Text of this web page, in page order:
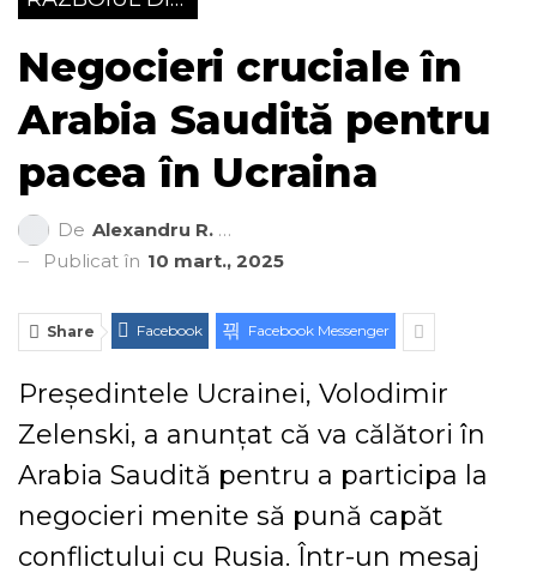
Negocieri cruciale în
Arabia Saudită pentru
pacea în Ucraina
De Alexandru R. Cantemir
Publicat în 10 mart., 2025
Share Facebook Facebook Messenger
Președintele Ucrainei, Volodimir
Zelenski, a anunțat că va călători în
Arabia Saudită pentru a participa la
negocieri menite să pună capăt
conflictului cu Rusia. Într-un mesaj